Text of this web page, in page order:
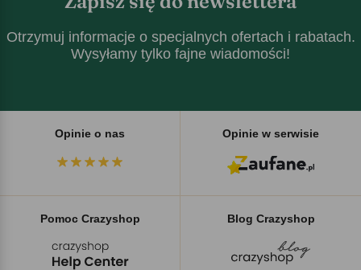
Otrzymuj informacje o specjalnych ofertach i rabatach.
Wysyłamy tylko fajne wiadomości!
Opinie o nas Opinie w serwisie
Pomoc Crazyshop Blog Crazyshop